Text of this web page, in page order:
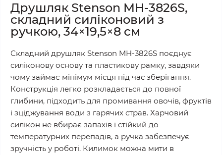
Друшляк Stenson MH-3826S,
складний силіконовий з
ручкою, 34×19,5×8 см
Складний друшляк Stenson MH-3826S поєднує
силіконову основу та пластикову рамку, завдяки
чому займає мінімум місця під час зберігання.
Конструкція легко розкладається до повної
глибини, підходить для промивання овочів, фруктів
і зціджування води з гарячих страв. Харчовий
силікон не вбирає запахів і стійкий до
температурних перепадів, а ручка забезпечує
зручність у роботі. Килимок можна мити в